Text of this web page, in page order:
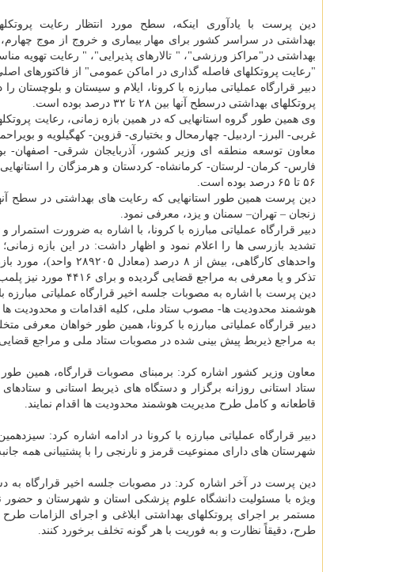
دین پرست با یادآوری اینکه، سطح مورد انتظار رعایت
بهداشتی در"مراکز ورزشی"، " تالارهای پذیرایی"، " رعایت تهویه
"رعایت پروتکلهای فاصله گذاری در اماکن عمومی" از فاکتورهای
پروتکلهای بهداشتی درسطح آنها بین ۲۸ تا ۳۲ درصد بوده است.
غربی- البرز- اردبیل- چهارمحال و بختیاری- قزوین- کهگیلویه و
معاون توسعه منطقه ای وزیر کشور، آذربایجان شرقی-
فارس- کرمان- لرستان- کرمانشاه- کردستان و هرمزگان را
۵۶ تا ۶۵ درصد بوده است.
زنجان – تهران– سمنان و یزد، معرفی نمود.
دبیر قرارگاه عملیاتی مبارزه با کرونا، با اشاره به ضرورت
تشدید بازرسی ها را اعلام نمود و اظهار داشت: در این بازه
تذکر و یا معرفی به مراجع قضایی گردیده و برای ۴۴۱۶ مورد نیز پلمب صورت گرفته است.
دین پرست با اشاره به مصوبات جلسه اخیر قرارگاه عملیاتی
هوشمند محدودیت ها- مصوب ستاد ملی، کلیه اقدامات و محدودیت ها
دبیر قرارگاه عملیاتی مبارزه با کرونا، همین طور خواهان معرفی
به مراجع ذیربط پیش بینی شده در مصوبات ستاد ملی و مراجع
معاون وزیر کشور اشاره کرد: برمبنای مصوبات قرارگاه، همین
ستاد استانی روزانه برگزار و دستگاه های ذیربط استانی و
قاطعانه و کامل طرح مدیریت هوشمند محدودیت ها اقدام نمایند.
دبیر قرارگاه عملیاتی مبارزه با کرونا در ادامه اشاره کرد:
شهرستان های دارای ممنوعیت قرمز و نارنجی را با پشتیبانی همه
دین پرست در آخر اشاره کرد: در مصوبات جلسه اخیر قرارگاه به
ویژه با مسئولیت دانشگاه علوم پزشکی استان و شهرستان و حضور
مستمر بر اجرای پروتکلهای بهداشتی ابلاغی و اجرای الزامات
طرح، دقیقاً نظارت و به فوریت با هر گونه تخلف برخورد کنند.